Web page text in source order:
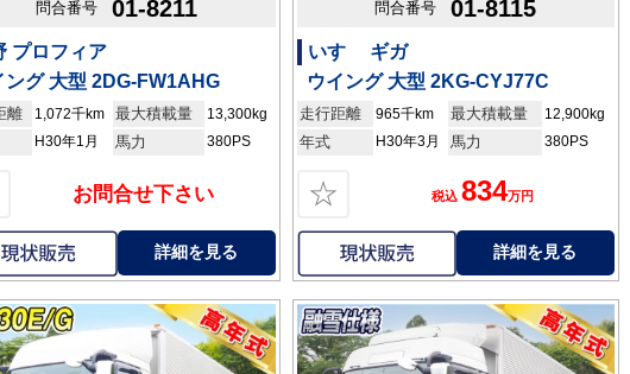
問合番号 01-8211
プロフィア
ング 大型 2DG-FW1AHG
離 1,072千km 最大積載量 13,300kg
H30年1月 馬力 380PS
お問合せ下さい
詳細を見る
問合番号 01-8115
いすゞ ギガ
ウイング 大型 2KG-CYJ77C
走行距離 965千km 最大積載量 12,900kg
年式 H30年3月 馬力 380PS
☆ 税込 834万円
詳細を見る